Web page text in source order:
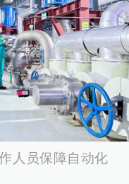
人员保障自动化